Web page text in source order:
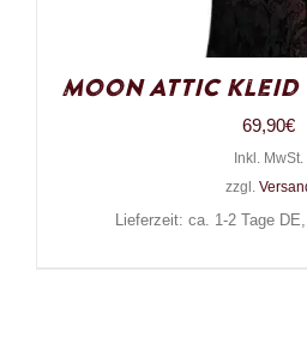
Moon Attic Kleid
69,90€
Inkl. MwSt.
zzgl.
Lieferzeit: ca. 1-2 Tage